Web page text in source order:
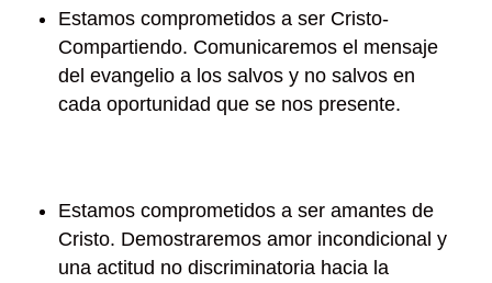
Estamos comprometidos a ser Cristo-
Compartiendo. Comunicaremos el mensaje
del evangelio a los salvos y no salvos en
cada oportunidad que se nos presente.
Estamos comprometidos a ser amantes de
Cristo. Demostraremos amor incondicional y
una actitud no discriminatoria hacia la